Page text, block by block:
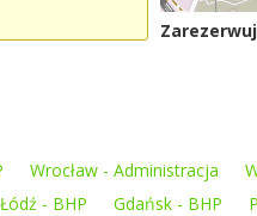
Wrocław - Administracja
Łódź - BHP Gdańsk - BHP